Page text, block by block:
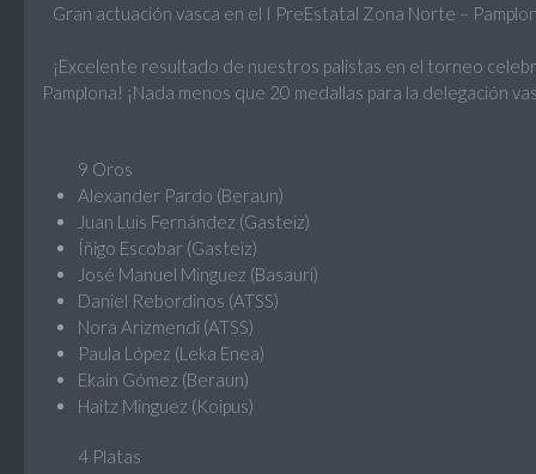
Gran actuación vasca en el I PreEstatal Zona Norte –
¡Excelente resultado de nuestros palistas en el torneo
Pamplona! ¡Nada menos que 20 medallas para la delegación
9 Oros
Alexander Pardo (Beraun)
Juan Luis Fernández (Gasteiz)
Íñigo Escobar (Gasteiz)
José Manuel Minguez (Basauri)
Daniel Rebordinos (ATSS)
Nora Arizmendi (ATSS)
Paula López (Leka Enea)
Ekain Gómez (Beraun)
Haitz Minguez (Koipus)
4 Platas